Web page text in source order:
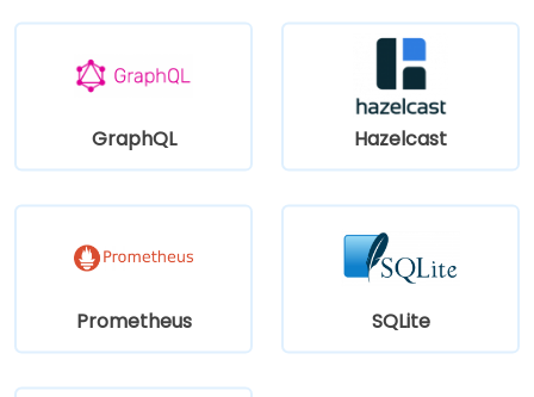
GraphQL Hazelcast
Prometheus SQLite